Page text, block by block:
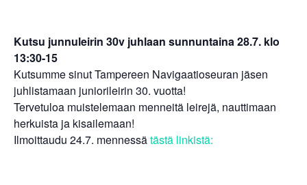
Kutsu junnuleirin 30v juhlaan sunnuntaina 28.7. klo
13:30-15
Kutsumme sinut Tampereen Navigaatioseuran jäsen
juhlistamaan juniorileirin 30. vuotta!
Tervetuloa muistelemaan menneitä leirejä, nauttimaan
herkuista ja kisailemaan!
Ilmoittaudu 24.7. mennessätästä linkistä: